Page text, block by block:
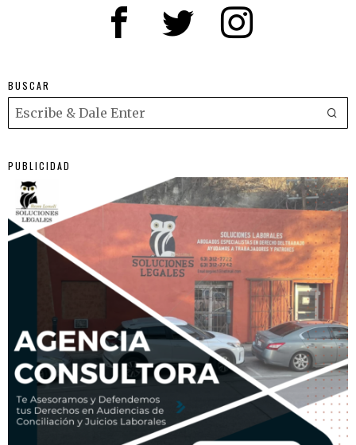
BUSCAR
PUBLICIDAD